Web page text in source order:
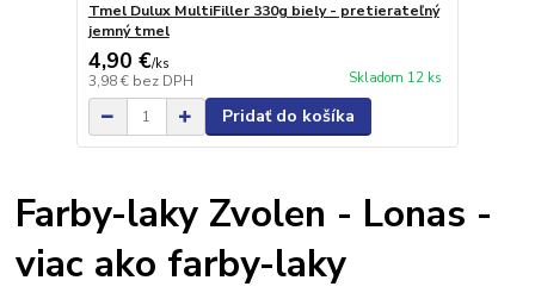
Tmel Dulux MultiFiller 330g biely - pretierateľný
jemný tmel
4,90 €/ks
3,98 € bez DPH Skladom 12 ks
Pridať do košíka
Farby-laky Zvolen - Lonas -
viac ako farby-laky